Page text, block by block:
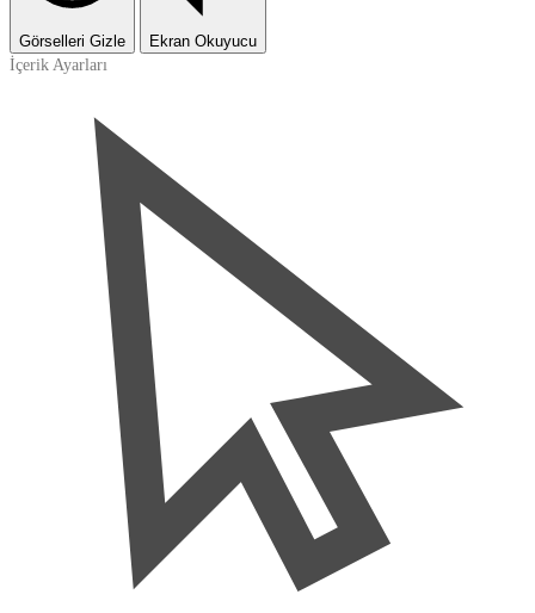
Görselleri Gizle
Ekran Okuyucu
İçerik Ayarları